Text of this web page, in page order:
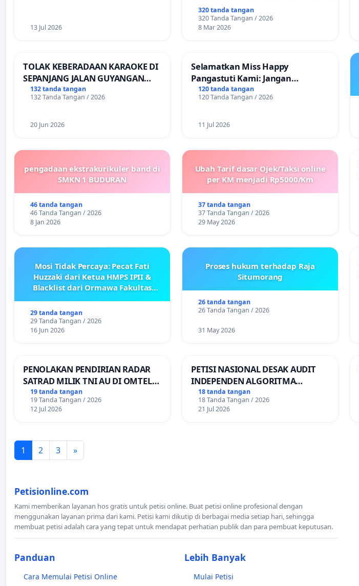
13 Jul 2026
DIKELUARKANNYA SK KONTRAK
UPAH DAN KEJELASAN SUMBER GAJI
320 tanda tangan
320 Tanda Tangan / 2026
8 Mar 2026
TOLAK KEBERADAAN KARAOKE DI
SEPANJANG JALAN GUYANGAN
(Trangkil) - JETAK (Wedarijaksa)
Kab. PATI
132 tanda tangan
132 Tanda Tangan / 2026
20 Jun 2026
Selamatkan Miss Happy
Pangastuti Kami: Jangan
Putuskan Pengabdian yang Telah
Teruji
120 tanda tangan
120 Tanda Tangan / 2026
11 Jul 2026
pengadaan ekstrakurikuler band di
SMKN 1 BUDURAN
46 tanda tangan
46 Tanda Tangan / 2026
8 Jan 2026
Ubah Tarif dasar Ojek/Taksi online
per KM menjadi Rp5000/Km
37 tanda tangan
37 Tanda Tangan / 2026
29 May 2026
Mosi Tidak Percaya: Pecat Fati
Huzzaki dari Ketua HMPS IPII &
Blacklist dari Ormawa Fakultas
29 tanda tangan
29 Tanda Tangan / 2026
16 Jun 2026
Proses hukum terhadap Raja
Situmorang
26 tanda tangan
26 Tanda Tangan / 2026
31 May 2026
PENOLAKAN PENDIRIAN RADAR
SATRAD MILIK TNI AU DI OMTEL
KECAMATAN ALOR BARAT LAUT,
KABUPATEN ALOR
19 tanda tangan
19 Tanda Tangan / 2026
12 Jul 2026
PETISI NASIONAL DESAK AUDIT
INDEPENDEN ALGORITMA
PEMBAGIAN ORDER
TRANSPORTASI ONLINE
18 tanda tangan
18 Tanda Tangan / 2026
21 Jul 2026
1 2 3 »
Petisionline.com
Kami memberikan layanan hos gratis untuk petisi online. Buat petisi online profesional dengan
menggunakan layanan prima dari kami. Petisi kami dikutip di berbagai media setiap hari, sehingga
membuat petisi adalah cara yang tepat untuk mendapat perhatian publik dan para pembuat keputusan.
Panduan
Cara Memulai Petisi Online
Lebih Banyak
Mulai Petisi